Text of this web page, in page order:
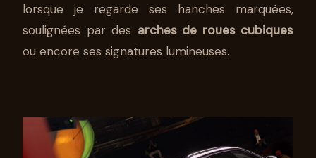
lorsque je regarde ses hanches marquées,
soulignées par des arches de roues cubiques
ou encore ses signatures lumineuses.